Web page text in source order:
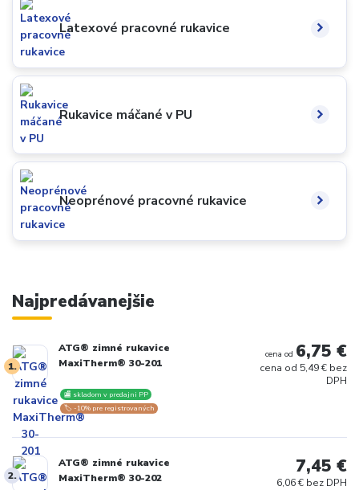
Latexové pracovné rukavice
Rukavice máčané v PU
Neoprénové pracovné rukavice
Najpredávanejšie
1.
ATG® zimné rukavice
MaxiTherm® 30-201
🏬 skladom v predajni PP
🏷️ -10% pre registrovaných
cena od 6,75 €
cena od 5,49 € bez
DPH
2.
ATG® zimné rukavice
MaxiTherm® 30-202
7,45 €
6,06 € bez DPH